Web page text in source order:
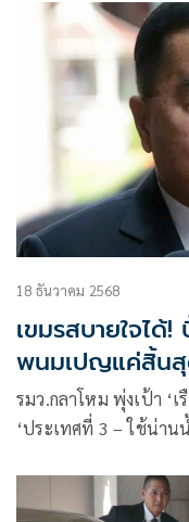
ได้ เพราะดูเหมือนว่า
18 ธันวาคม 2568
เขมรสบายใจได้
พนมเปญแค่สิ้นสุ
รมว.กลาโหม พุ่งเป้า ‘
‘ประเทศที่ 3 – ใช้น่าน